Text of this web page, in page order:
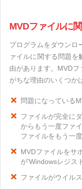
MVDファイルに
プログラムをダウンロ
ァイルに関する問題
由があります。MVD
がちな理由のいくつか
問題になっている
ファイルが完全に
からもう一度ファ
ファイルをもう一
MVDファイルをサ
が'Windowsレジス
ファイルがウイル